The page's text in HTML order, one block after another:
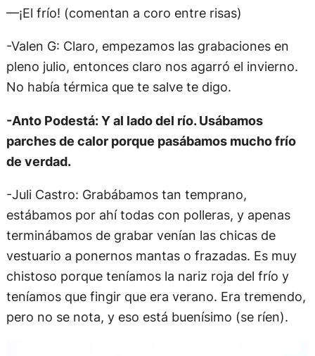
—¡El frío! (comentan a coro entre risas)
-Valen G: Claro, empezamos las grabaciones en
pleno julio, entonces claro nos agarró el invierno.
No había térmica que te salve te digo.
-Anto Podestá: Y al lado del río. Usábamos
parches de calor porque pasábamos mucho frío
de verdad.
-Juli Castro: Grabábamos tan temprano,
estábamos por ahí todas con polleras, y apenas
terminábamos de grabar venían las chicas de
vestuario a ponernos mantas o frazadas. Es muy
chistoso porque teníamos la nariz roja del frío y
teníamos que fingir que era verano. Era tremendo,
pero no se nota, y eso está buenísimo (se ríen).